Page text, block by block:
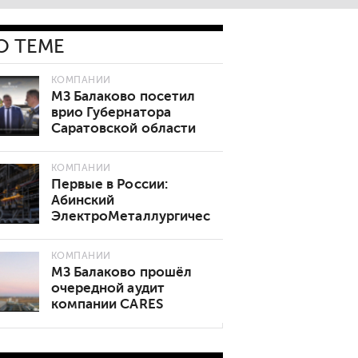
ТЕМЕ
КОМПАНИИ
МЗ Балаково посетил
врио Губернатора
Саратовской области
КОМПАНИИ
Первые в России:
Абинский
ЭлектроМеталлургический
диаметром 5 мм
КОМПАНИИ
МЗ Балаково прошёл
очередной аудит
компании CARES